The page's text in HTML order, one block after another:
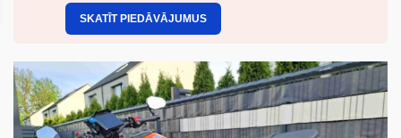
SKATĪT PIEDĀVĀJUMUS